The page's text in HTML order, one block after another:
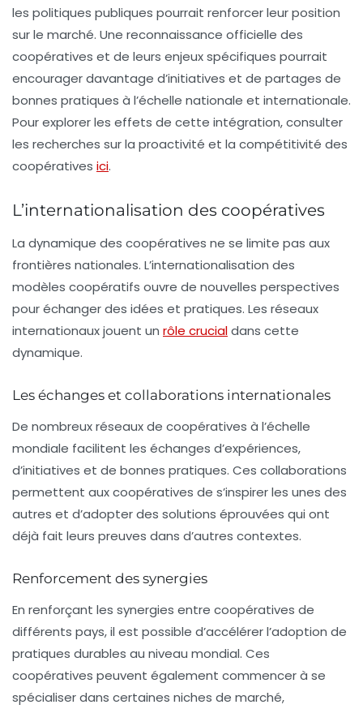
les politiques publiques pourrait renforcer leur position
sur le marché. Une reconnaissance officielle des
coopératives et de leurs enjeux spécifiques pourrait
encourager davantage d’initiatives et de partages de
bonnes pratiques à l’échelle nationale et internationale.
Pour explorer les effets de cette intégration, consulter
les recherches sur la proactivité et la compétitivité des
coopératives ici.
L’internationalisation des coopératives
La dynamique des coopératives ne se limite pas aux
frontières nationales. L’internationalisation des
modèles coopératifs ouvre de nouvelles perspectives
pour échanger des idées et pratiques. Les réseaux
internationaux jouent un rôle crucialdans cette
dynamique.
Les échanges et collaborations internationales
De nombreux réseaux de coopératives à l’échelle
mondiale facilitent les échanges d’expériences,
d’initiatives et de bonnes pratiques. Ces collaborations
permettent aux coopératives de s’inspirer les unes des
autres et d’adopter des solutions éprouvées qui ont
déjà fait leurs preuves dans d’autres contextes.
Renforcement des synergies
En renforçant les synergies entre coopératives de
différents pays, il est possible d’accélérer l’adoption de
pratiques durables au niveau mondial. Ces
coopératives peuvent également commencer à se
spécialiser dans certaines niches de marché,